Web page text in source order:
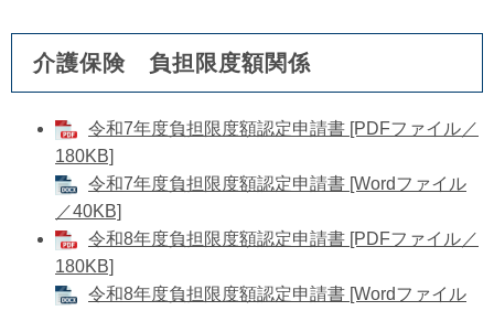
介護保険 負担限度額関係
令和7年度負担限度額認定申請書 [PDFファイル／
180KB]
令和7年度負担限度額認定申請書 [Wordファイル
／40KB]
令和8年度負担限度額認定申請書 [PDFファイル／
180KB]
令和8年度負担限度額認定申請書 [Wordファイル